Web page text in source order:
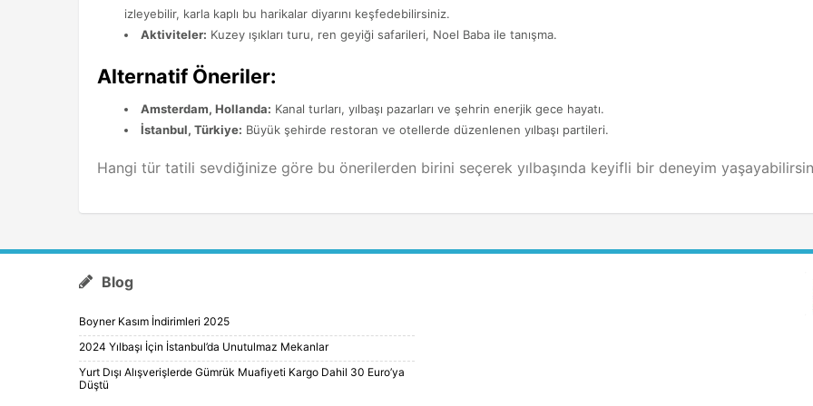
izleyebilir, karla kaplı bu harikalar diyarını keşfedebilirsiniz.
Aktiviteler: Kuzey ışıkları turu, ren geyiği safarileri, Noel Baba ile tanışma.
Alternatif Öneriler:
Amsterdam, Hollanda: Kanal turları, yılbaşı pazarları ve şehrin enerjik gece hayatı.
İstanbul, Türkiye: Büyük şehirde restoran ve otellerde düzenlenen yılbaşı partileri.
Hangi tür tatili sevdiğinize göre bu önerilerden birini seçerek yılbaşında keyifli bir deneyim
Blog
Boyner Kasım İndirimleri 2025
2024 Yılbaşı İçin İstanbul’da Unutulmaz Mekanlar
Yurt Dışı Alışverişlerde Gümrük Muafiyeti Kargo Dahil 30 Euro’ya
Düştü